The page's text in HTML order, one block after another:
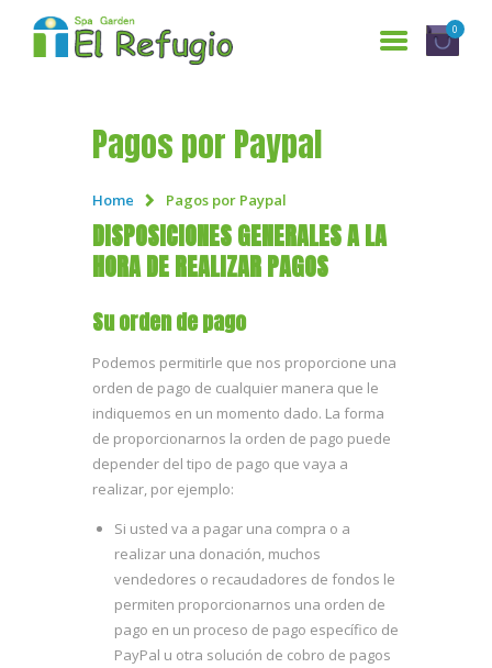
0
Pagos por Paypal
Home Pagos por Paypal
INICIO
SERVICIOS
¿QUIENES SOMOS?
GALERÍA
RESERVACIONES
CONTÁCTANOS
ENGLISH
DISPOSICIONES GENERALES A LA
HORA DE REALIZAR PAGOS
Su orden de pago
Podemos permitirle que nos proporcione una
orden de pago de cualquier manera que le
indiquemos en un momento dado. La forma
de proporcionarnos la orden de pago puede
depender del tipo de pago que vaya a
realizar, por ejemplo:
Si usted va a pagar una compra o a
realizar una donación, muchos
vendedores o recaudadores de fondos le
permiten proporcionarnos una orden de
pago en un proceso de pago específico de
PayPal u otra solución de cobro de pagos